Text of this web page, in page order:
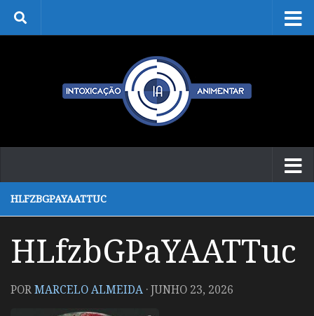
Skip to content
HLFZBGPAYAATTUC
HLfzbGPaYAATTuc
PORMARCELO ALMEIDA ·JUNHO 23, 2026